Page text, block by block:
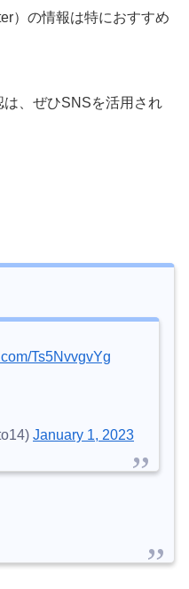
）の情報は特におすすめ
は、ぜひSNSを活用され
Ts5NvvgvYg
January 1, 2023